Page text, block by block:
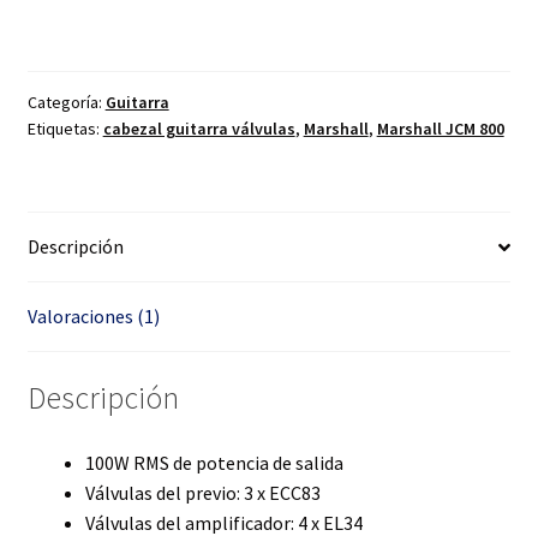
Categoría: Guitarra
Etiquetas: cabezal guitarra válvulas, Marshall, Marshall JCM 800
Descripción
Valoraciones (1)
Descripción
100W RMS de potencia de salida
Válvulas del previo: 3 x ECC83
Válvulas del amplificador: 4 x EL34